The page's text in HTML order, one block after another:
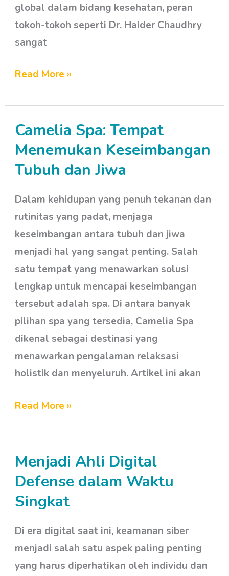
global dalam bidang kesehatan, peran
tokoh-tokoh seperti Dr. Haider Chaudhry
sangat
Read More »
Camelia Spa: Tempat
Menemukan Keseimbangan
Tubuh dan Jiwa
Dalam kehidupan yang penuh tekanan dan
rutinitas yang padat, menjaga
keseimbangan antara tubuh dan jiwa
menjadi hal yang sangat penting. Salah
satu tempat yang menawarkan solusi
lengkap untuk mencapai keseimbangan
tersebut adalah spa. Di antara banyak
pilihan spa yang tersedia, Camelia Spa
dikenal sebagai destinasi yang
menawarkan pengalaman relaksasi
holistik dan menyeluruh. Artikel ini akan
Camelia
Spa:
Tempat
Keseimbangan
Tubuh
dan
Jiwa
Read More »
Menjadi Ahli Digital
Defense dalam Waktu
Singkat
Di era digital saat ini, keamanan siber
menjadi salah satu aspek paling penting
yang harus diperhatikan oleh individu dan
Menjadi
Ahli
Digital
Defense
dalam
Waktu
Singkat